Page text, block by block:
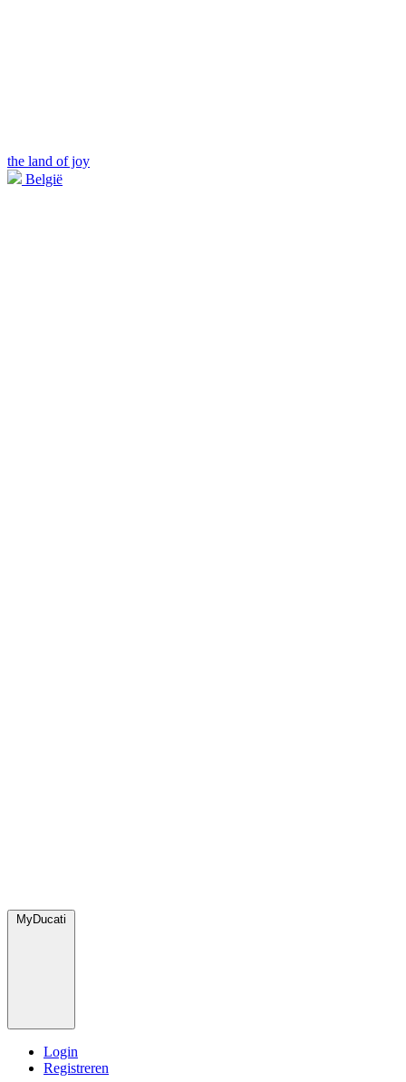
the land of joy
België
MyDucati
Login
Registreren